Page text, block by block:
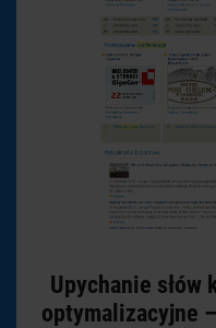
Upychanie słów
optymalizacyjne